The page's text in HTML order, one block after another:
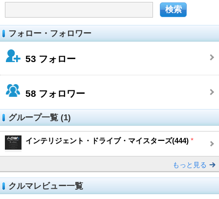
フォロー・フォロワー
53 フォロー
58 フォロワー
グループ一覧 (1)
インテリジェント・ドライブ・マイスターズ(444) *
もっと見る
クルマレビュー一覧